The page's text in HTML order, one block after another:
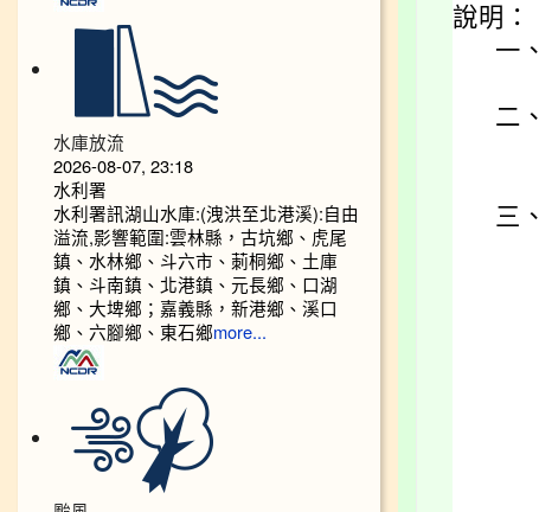
說明：
一、
二、
三、
水庫放流
2026-08-07, 23:18
水利署
水利署訊湖山水庫:(洩洪至北港溪):自由
溢流,影響範圍:雲林縣，古坑鄉、虎尾
鎮、水林鄉、斗六市、莿桐鄉、土庫
鎮、斗南鎮、北港鎮、元長鄉、口湖
鄉、大埤鄉；嘉義縣，新港鄉、溪口
鄉、六腳鄉、東石鄉more...